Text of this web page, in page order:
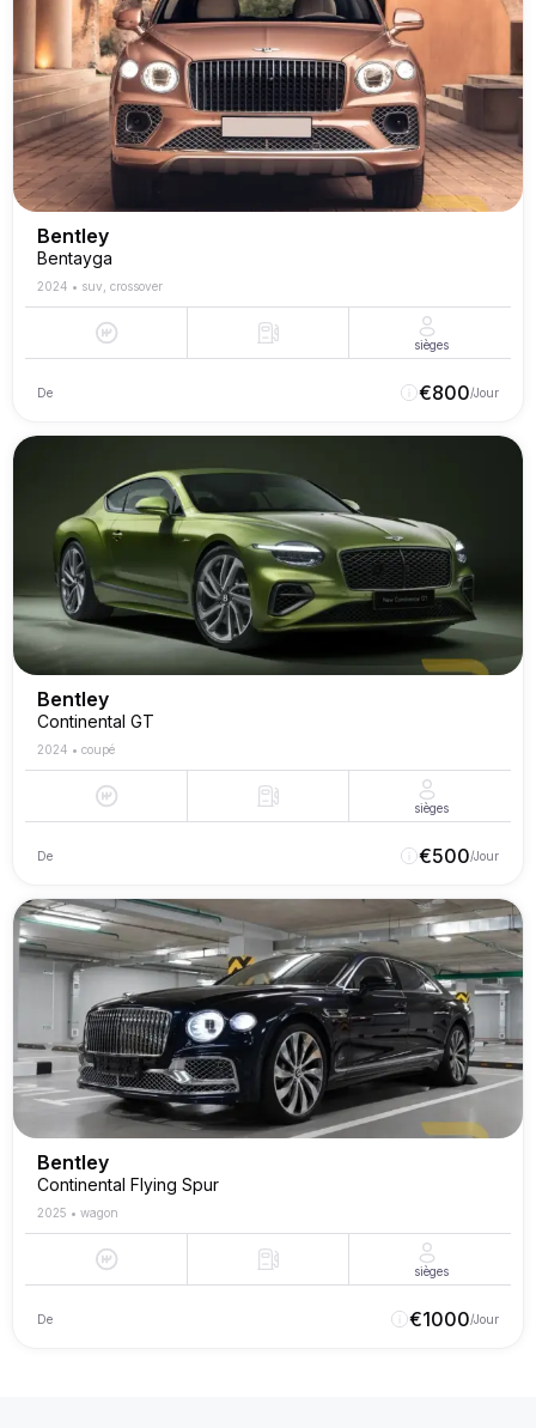
Bentley
Bentayga
2024 • suv, crossover
sièges
De €800/Jour
Bentley
Continental GT
2024 • coupé
sièges
De €500/Jour
Bentley
Continental Flying Spur
2025 • wagon
sièges
De €1000/Jour